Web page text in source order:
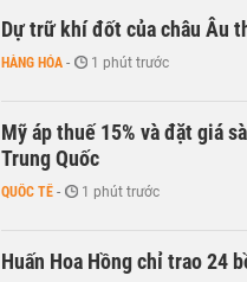
Dự trữ khí đốt của châu Âu
HÀNG HÓA - 1 phút trước
Mỹ áp thuế 15% và đặt giá
Trung Quốc
QUỐC TẾ - 1 phút trước
Huấn Hoa Hồng chỉ trao 24